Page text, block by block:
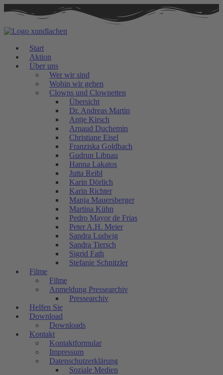
Inhalt
springen
Start
Aktion
Über uns
Wer wir sind
Wohin wir gehen
Clowns und Clownetten
Übersicht
Dr. Andreas Martin
Antje Kirsch
Arnaud Duchemin
Christiane Eisel
Franziska Goldbach
Gudrun Libnau
Hanna Lakatos
Jutta Reibl
Karin Dörlich
Karin Richter
Manja Mauersberger
Martina Kühn
Pedro Mayor de Frias
Peter A.H. Meier
Sandra Ludwig
Sandra Tiersch
Sigrid Fath
Stefanie Schnitzler
Filme
Filme
Anmeldung Pressearchiv
Pressearchiv
Helfen Sie
Download
Downloads
Kontakt
Kontaktformular
Impressum
Datenschutzerklärung
Soziale Medien